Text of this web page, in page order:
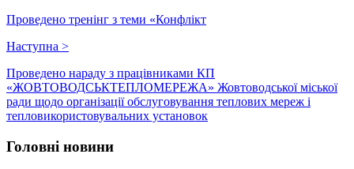
Проведено тренінг з теми «Конфлікт
Наступна >
Проведено нараду з працівниками КП
«ЖОВТОВОДСЬКТЕПЛОМЕРЕЖА» Жовтоводської міської
ради щодо організації обслуговування теплових мереж і
тепловикористовувальних установок
Головні новини